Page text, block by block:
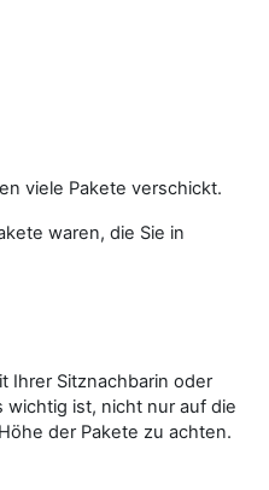
viele Pakete verschickt.
waren, die Sie in
Ihrer Sitznachbarin oder
wichtig ist, nicht nur auf die
der Pakete zu achten.